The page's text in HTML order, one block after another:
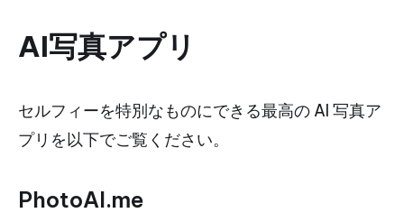
AI写真アプリ
セルフィーを特別なものにできる最高の AI 写真ア
プリを以下でご覧ください。
PhotoAI.me